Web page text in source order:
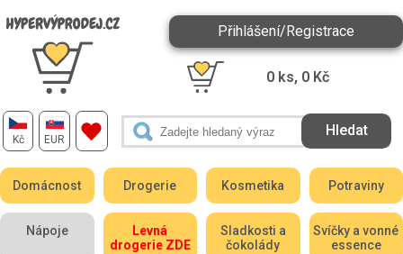
Kč EUR
Přihlášení/Registrace
0 ks, 0 Kč
Domácnost Drogerie Kosmetika Potraviny
Nápoje
Levná
drogerie ZDE
Sladkosti a
čokolády
Svíčky a vonné
essence